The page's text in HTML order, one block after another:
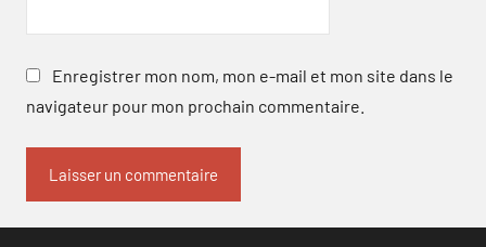
Enregistrer mon nom, mon e-mail et mon site dans le
navigateur pour mon prochain commentaire.